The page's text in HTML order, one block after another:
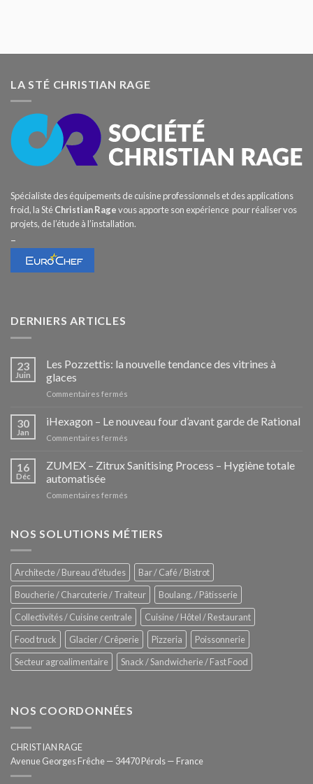
LA STÉ CHRISTIAN RAGE
Spécialiste des équipements de cuisine professionnels et des applications
froid, la StéChristian Ragevous apporte son expérience pour réaliser vos
projets, de l’étude à l’installation.
–
DERNIERS ARTICLES
23
Juin
Les Pozzettis: la nouvelle tendance des vitrines à
glaces
Commentaires fermés
Pozzettis:
la
des
30
Jan
iHexagon – Le nouveau four d’avant garde de Rational
Commentaires fermés
–
Le
de
16
Déc
ZUMEX – Zitrux Sanitising Process – Hygiène totale
automatisée
Commentaires fermés
Zitrux
–
Hygiène
totale
automatisée
NOS SOLUTIONS MÉTIERS
Architecte / Bureau d'études
Bar / Café / Bistrot
Boucherie / Charcuterie / Traiteur
Boulang. / Pâtisserie
Collectivités / Cuisine centrale
Cuisine / Hôtel / Restaurant
Food truck
Glacier / Crêperie Pizzeria
Poissonnerie
Secteur agroalimentaire
Snack / Sandwicherie / Fast Food
NOS COORDONNÉES
CHRISTIAN RAGE
Avenue Georges Frêche — 34470 Pérols — France